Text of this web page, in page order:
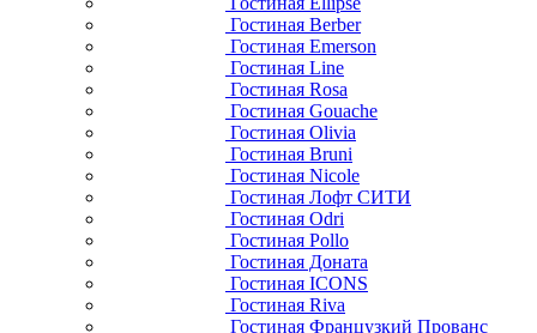
Гостиная Berber
Гостиная Emerson
Гостиная Line
Гостиная Rosa
Гостиная Gouache
Гостиная Olivia
Гостиная Bruni
Гостиная Nicole
Гостиная Лофт СИТИ
Гостиная Odri
Гостиная Pollo
Гостиная Доната
Гостиная ICONS
Гостиная Riva
Гостиная Французкий Прованс